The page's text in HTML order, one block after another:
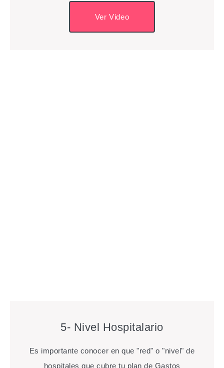
Ver Video
5- Nivel Hospitalario
Es importante conocer en que "red" o "nivel" de
hospitales que cubre tu plan de Gastos